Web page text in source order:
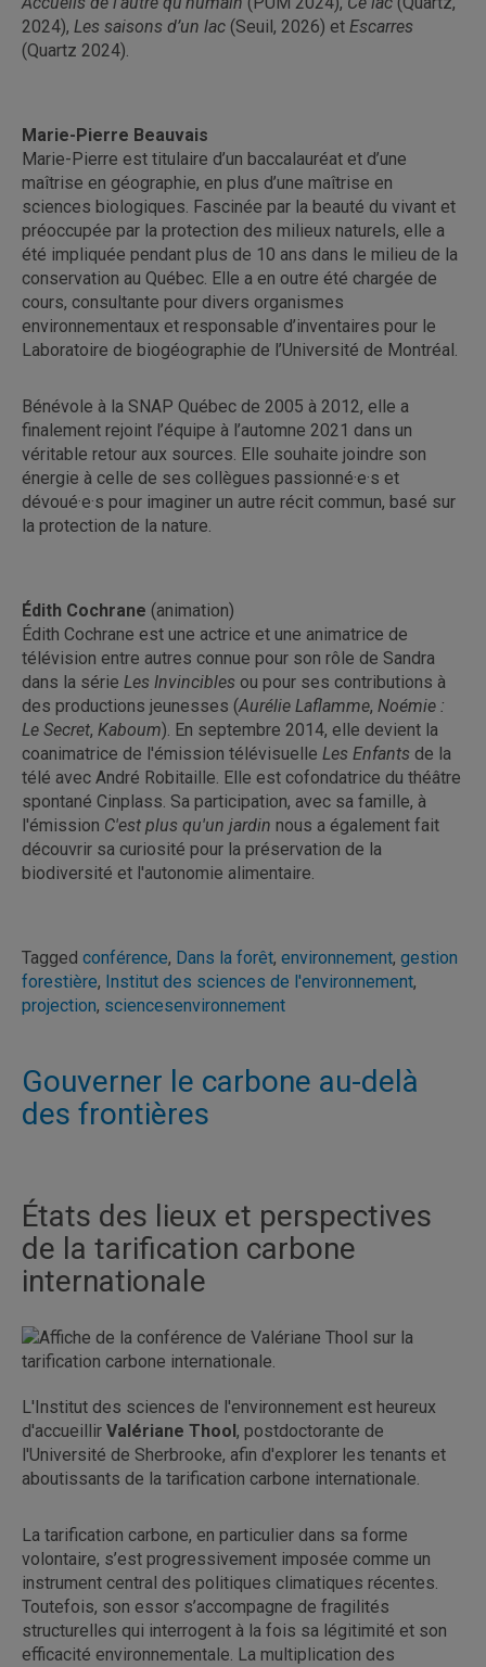
2024), Les saisons d’un lac (Seuil, 2026) et Escarres
(Quartz 2024).
Marie-Pierre Beauvais
Marie-Pierre est titulaire d’un baccalauréat et d’une
maîtrise en géographie, en plus d’une maîtrise en
sciences biologiques. Fascinée par la beauté du vivant et
préoccupée par la protection des milieux naturels, elle a
été impliquée pendant plus de 10 ans dans le milieu de la
conservation au Québec. Elle a en outre été chargée de
cours, consultante pour divers organismes
environnementaux et responsable d’inventaires pour le
Laboratoire de biogéographie de l’Université de Montréal.
Bénévole à la SNAP Québec de 2005 à 2012, elle a
finalement rejoint l’équipe à l’automne 2021 dans un
véritable retour aux sources. Elle souhaite joindre son
énergie à celle de ses collègues passionné·e·s et
dévoué·e·s pour imaginer un autre récit commun, basé sur
la protection de la nature.
Édith Cochrane (animation)
Édith Cochrane est une actrice et une animatrice de
télévision entre autres connue pour son rôle de Sandra
dans la série Les Invincibles ou pour ses contributions à
des productions jeunesses (Aurélie Laflamme, Noémie :
Le Secret, Kaboum). En septembre 2014, elle devient la
coanimatrice de l'émission télévisuelle Les Enfants de la
télé avec André Robitaille. Elle est cofondatrice du théâtre
spontané Cinplass. Sa participation, avec sa famille, à
l'émission C'est plus qu'un jardin nous a également fait
découvrir sa curiosité pour la préservation de la
biodiversité et l'autonomie alimentaire.
Tagged conférence, Dans la forêt, environnement, gestion
forestière, Institut des sciences de l'environnement,
projection, sciencesenvironnement
Gouverner le carbone au-delà
des frontières
États des lieux et perspectives
de la tarification carbone
internationale
L'Institut des sciences de l'environnement est heureux
d'accueillir Valériane Thool, postdoctorante de
l'Université de Sherbrooke, afin d'explorer les tenants et
aboutissants de la tarification carbone internationale.
La tarification carbone, en particulier dans sa forme
volontaire, s’est progressivement imposée comme un
instrument central des politiques climatiques récentes.
Toutefois, son essor s’accompagne de fragilités
structurelles qui interrogent à la fois sa légitimité et son
efficacité environnementale. La multiplication des